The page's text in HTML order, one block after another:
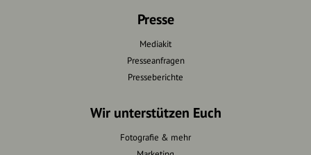
Presse
Mediakit
Presseanfragen
Presseberichte
Wir unterstützen Euch
Fotografie & mehr